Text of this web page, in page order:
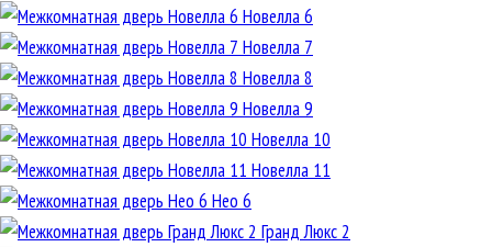
Новелла 6
Новелла 7
Новелла 8
Новелла 9
Новелла 10
Новелла 11
Нео 6
Гранд Люкс 2